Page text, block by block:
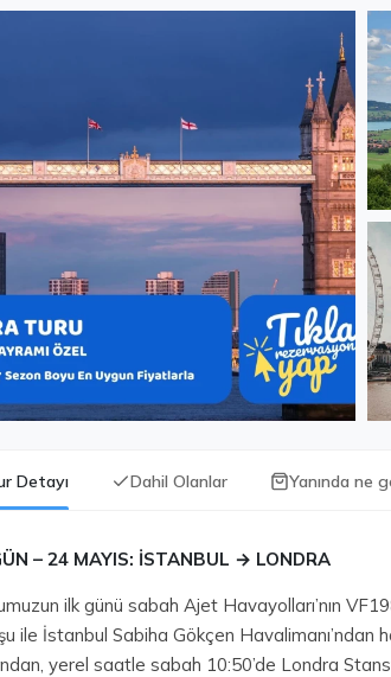
Detayı Dahil Olanlar Yanında ne
– 24 MAYIS: İSTANBUL → LONDRA
ilk günü sabah Ajet Havayolları’nın
ile İstanbul Sabiha Gökçen Havalimanı’ndan
yerel saatle sabah 10:50’de Londra